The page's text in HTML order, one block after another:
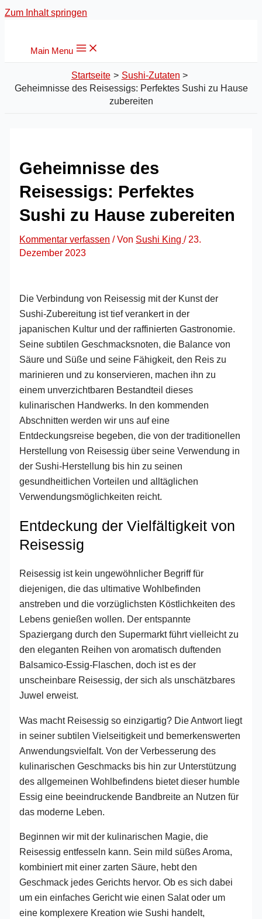
Zum Inhalt springen
Main Menu
Startseite
Sushi-Zutaten
Geheimnisse des Reisessigs: Perfektes Sushi zu Hause
zubereiten
Geheimnisse des
Reisessigs: Perfektes
Sushi zu Hause zubereiten
Kommentar verfassen / Von Sushi King/ 23.
Dezember 2023
Die Verbindung von Reisessig mit der Kunst der
Sushi-Zubereitung ist tief verankert in der
japanischen Kultur und der raffinierten Gastronomie.
Seine subtilen Geschmacksnoten, die Balance von
Säure und Süße und seine Fähigkeit, den Reis zu
marinieren und zu konservieren, machen ihn zu
einem unverzichtbaren Bestandteil dieses
kulinarischen Handwerks. In den kommenden
Abschnitten werden wir uns auf eine
Entdeckungsreise begeben, die von der traditionellen
Herstellung von Reisessig über seine Verwendung in
der Sushi-Herstellung bis hin zu seinen
gesundheitlichen Vorteilen und alltäglichen
Verwendungsmöglichkeiten reicht.
Entdeckung der Vielfältigkeit von
Reisessig
Reisessig ist kein ungewöhnlicher Begriff für
diejenigen, die das ultimative Wohlbefinden
anstreben und die vorzüglichsten Köstlichkeiten des
Lebens genießen wollen. Der entspannte
Spaziergang durch den Supermarkt führt vielleicht zu
den eleganten Reihen von aromatisch duftenden
Balsamico-Essig-Flaschen, doch ist es der
unscheinbare Reisessig, der sich als unschätzbares
Juwel erweist.
Was macht Reisessig so einzigartig? Die Antwort liegt
in seiner subtilen Vielseitigkeit und bemerkenswerten
Anwendungsvielfalt. Von der Verbesserung des
kulinarischen Geschmacks bis hin zur Unterstützung
des allgemeinen Wohlbefindens bietet dieser humble
Essig eine beeindruckende Bandbreite an Nutzen für
das moderne Leben.
Beginnen wir mit der kulinarischen Magie, die
Reisessig entfesseln kann. Sein mild süßes Aroma,
kombiniert mit einer zarten Säure, hebt den
Geschmack jedes Gerichts hervor. Ob es sich dabei
um ein einfaches Gericht wie einen Salat oder um
eine komplexere Kreation wie Sushi handelt,